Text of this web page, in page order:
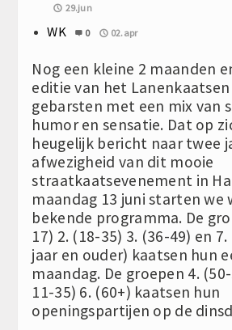
29.jun
WK 0 02.apr
Nog een kleine 2 maanden
editie van het
gebarsten met een mix van
humor en sensatie. Dat op
heugelijk bericht naar twee
afwezigheid van dit mooie
straatkaatsevenement in
maandag 13 juni starten we
bekende programma. De
17) 2. (18-35) 3. (36-49) en
jaar en ouder) kaatsen hun
maandag. De groepen 4.
11-35) 6. (60+) kaatsen hun
openingspartijen op de